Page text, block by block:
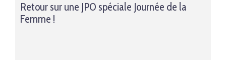
Retour sur une JPO spéciale Journée de la
Femme !